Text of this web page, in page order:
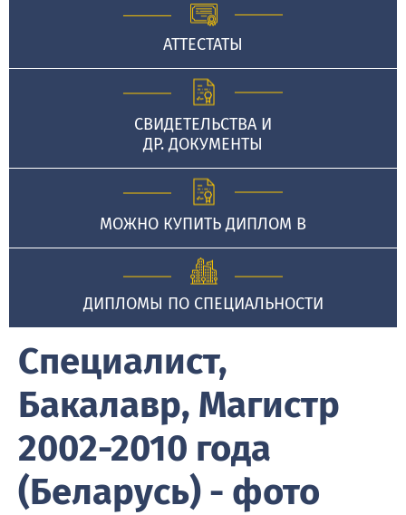
АТТЕСТАТЫ
СВИДЕТЕЛЬСТВА И
ДР. ДОКУМЕНТЫ
МОЖНО КУПИТЬ ДИПЛОМ В
ДИПЛОМЫ ПО СПЕЦИАЛЬНОСТИ
Специалист,
Бакалавр, Магистр
2002-2010 года
(Беларусь) - фото